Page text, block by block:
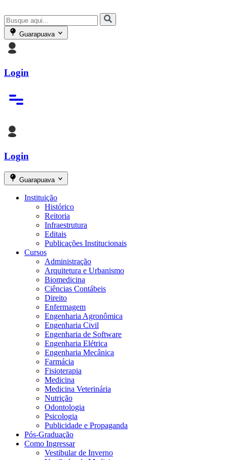
Guarapuava
Login
Login
Guarapuava
Instituição
Histórico
Reitoria
Infraestrutura
Editais
Publicações Institucionais
Cursos
Administração
Arquitetura e Urbanismo
Biomedicina
Ciências Contábeis
Direito
Enfermagem
Engenharia Agronômica
Engenharia Civil
Engenharia de Software
Engenharia Elétrica
Engenharia Mecânica
Farmácia
Fisioterapia
Medicina
Medicina Veterinária
Nutrição
Odontologia
Psicologia
Publicidade e Propaganda
Pós-Graduação
Como Ingressar
Vestibular de Inverno